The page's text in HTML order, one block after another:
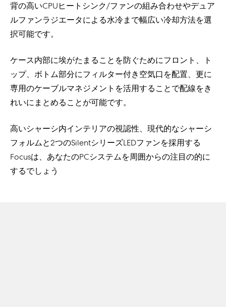
背の高いCPUヒートシンク/ファンの組み合わせやデュア
ルファンラジエータによる水冷まで幅広い冷却方法を選
択可能です。
ケース内部に埃がたまることを防ぐためにフロント、ト
ップ、ボトム部分にフィルター付き空気口を配置、更に
専用のケーブルマネジメントを活用することで配線をき
れいにまとめることが可能です。
高いシャーシ内インテリアの視認性、現代的なシャーシ
フォルムと2つのSilentシリーズLEDファンを採用する
Focusは、あなたのPCシステムを周囲からの注目の的に
するでしょう